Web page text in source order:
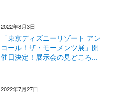
2022年8月3日
「東京ディズニーリゾート アン
コール！ザ・モーメンツ展」開
催日決定！展示会の見どころ...
2022年7月27日